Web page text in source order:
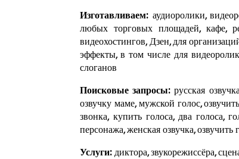
Изготавливаем: аудиоролики,
любых торговых площадей, кафе,
видеохостингов,Дзен, для
эффекты, в том числе для
слоганов
Поисковые запросы:русская
озвучку маме, мужской голос,
звонка, купить голоса, два голоса,
персонажа, женская озвучка,
Услуги: диктора, звукорежиссёра,